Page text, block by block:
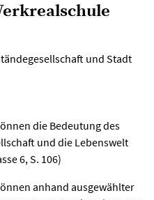
und Stadt
die Bedeutung des
und die Lebenswelt
6, S. 106)
anhand ausgewählter